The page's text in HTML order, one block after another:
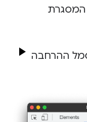
המסגרת
ההרחבה